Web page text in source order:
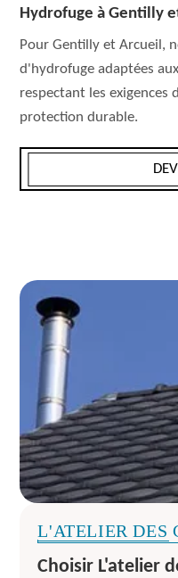
Hydrofuge à Gentilly
Pour Gentilly et Arcueil,
d'hydrofuge adaptées
respectant les
protection durable.
L'ATELIER DES
Choisir L'atelier